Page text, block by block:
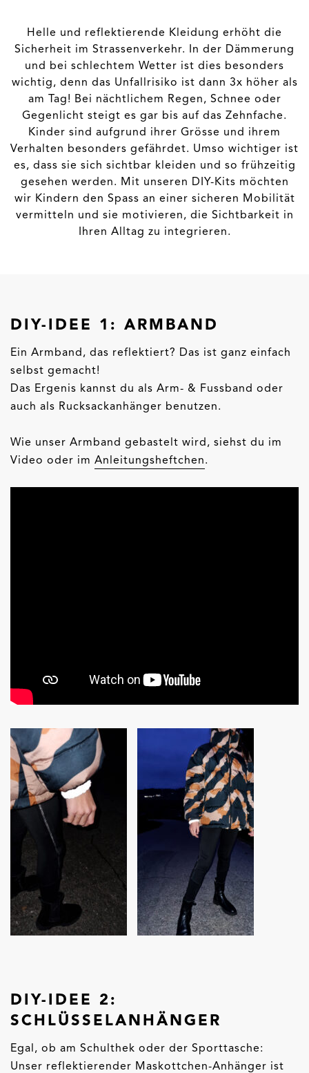
Helle und reflektierende Kleidung erhöht die
Sicherheit im Strassenverkehr. In der Dämmerung
und bei schlechtem Wetter ist dies besonders
wichtig, denn das Unfallrisiko ist dann 3x höher als
am Tag! Bei nächtlichem Regen, Schnee oder
Gegenlicht steigt es gar bis auf das Zehnfache.
Kinder sind aufgrund ihrer Grösse und ihrem
Verhalten besonders gefährdet. Umso wichtiger ist
es, dass sie sich sichtbar kleiden und so frühzeitig
gesehen werden. Mit unseren DIY-Kits möchten
wir Kindern den Spass an einer sicheren Mobilität
vermitteln und sie motivieren, die Sichtbarkeit in
Ihren Alltag zu integrieren.
DIY-IDEE 1: ARMBAND
Ein Armband, das reflektiert? Das ist ganz einfach
selbst gemacht!
Das Ergenis kannst du als Arm- & Fussband oder
auch als Rucksackanhänger benutzen.
Wie unser Armband gebastelt wird, siehst du im
Video oder im Anleitungsheftchen.
DIY-IDEE 2:
SCHLÜSSELANHÄNGER
Egal, ob am Schulthek oder der Sporttasche:
Unser reflektierender Maskottchen-Anhänger ist